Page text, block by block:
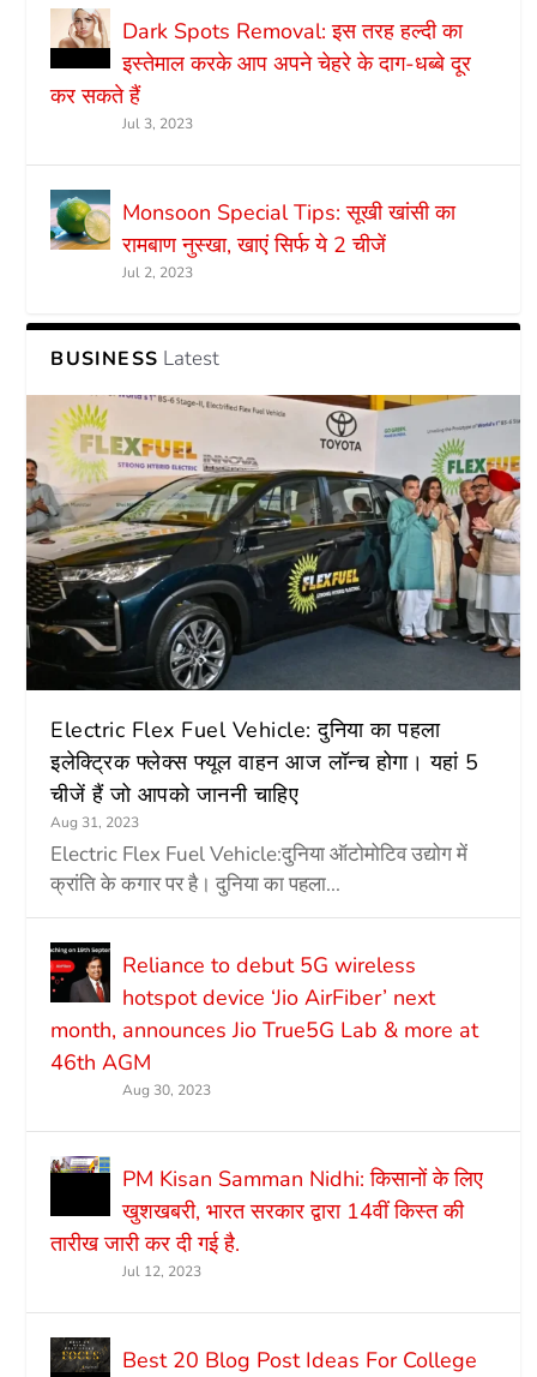
Dark Spots Removal: इस तरह हल्दी का
इस्तेमाल करके आप अपने चेहरे के दाग-धब्बे दूर
कर सकते हैं
Jul 3, 2023
Monsoon Special Tips: सूखी खांसी का
रामबाण नुस्खा, खाएं सिर्फ ये 2 चीजें
Jul 2, 2023
BUSINESS Latest
Electric Flex Fuel Vehicle: दुनिया का पहला
इलेक्ट्रिक फ्लेक्स फ्यूल वाहन आज लॉन्च होगा। यहां 5
चीजें हैं जो आपको जाननी चाहिए
Aug 31, 2023
Electric Flex Fuel Vehicle:दुनिया ऑटोमोटिव उद्योग में
क्रांति के कगार पर है। दुनिया का पहला...
Reliance to debut 5G wireless
hotspot device ‘Jio AirFiber’ next
month, announces Jio True5G Lab & more at
46th AGM
Aug 30, 2023
PM Kisan Samman Nidhi: किसानों के लिए
खुशखबरी, भारत सरकार द्वारा 14वीं किस्त की
तारीख जारी कर दी गई है.
Jul 12, 2023
Best 20 Blog Post Ideas For College